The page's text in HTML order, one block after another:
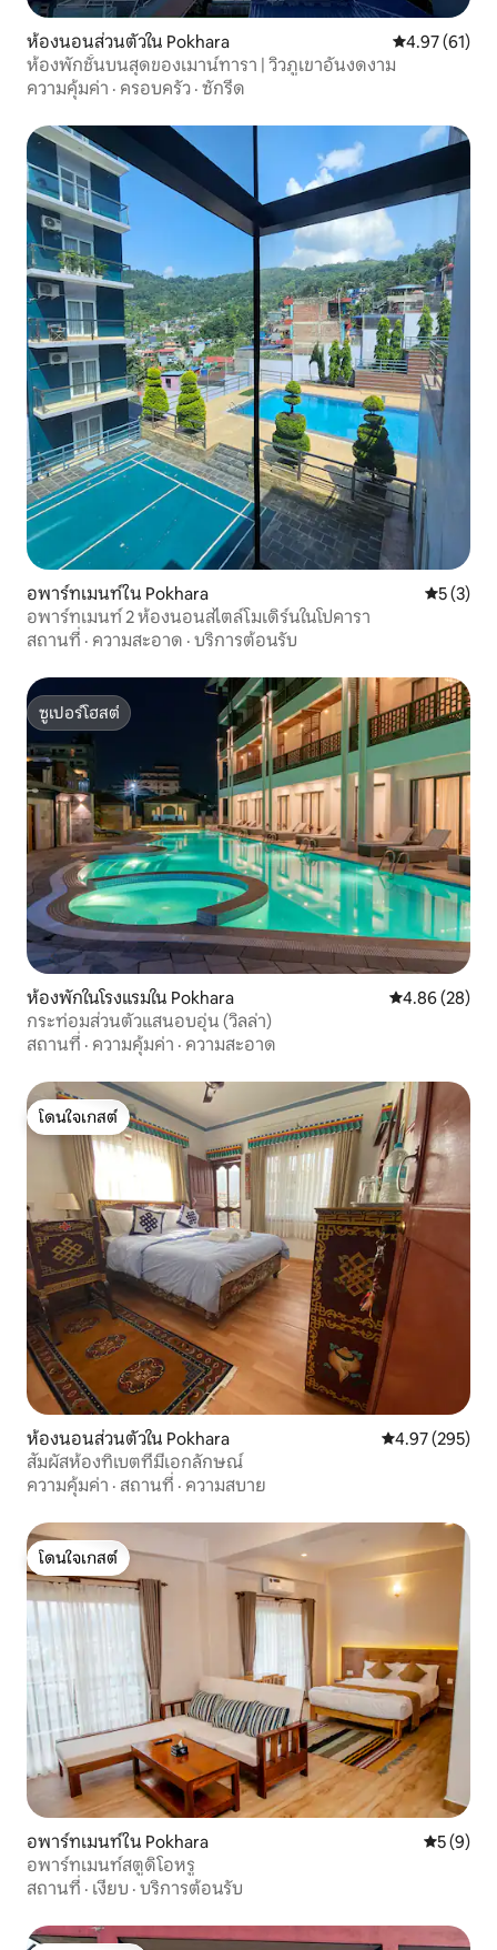
ห้องนอนส่วนตัวใน Pokhara คะแนนเฉลี่ย
4.97 (61)
ห้องพักชั้นบนสุดของเมาน์ทารา | วิวภูเขาอันงดงาม
ความคุ้มค่า · ครอบครัว · ซักรีด
อพาร์ทเมนท์ใน Pokhara คะแนนเฉ
5 (3)
อพาร์ทเมนท์ 2 ห้องนอนสไตล์โมเดิร์นในโปคารา
สถานที่ · ความสะอาด · บริการต้อนรับ
ซูเปอร์โฮสต์
ซูเปอร์โฮสต์
ห้องพักในโรงแรมใน Pokhara คะแนนเฉลี่ย
4.86 (28)
กระท่อมส่วนตัวแสนอบอุ่น (วิลล่า)
สถานที่ · ความคุ้มค่า · ความสะอาด
โดนใจเกสต์
โดนใจเกสต์
ห้องนอนส่วนตัวใน Pokhara คะแนนเฉลี่ย
4.97 (295)
สัมผัสห้องทิเบตที่มีเอกลักษณ์
ความคุ้มค่า · สถานที่ · ความสบาย
โดนใจเกสต์
โดนใจเกสต์
อพาร์ทเมนท์ใน Pokhara คะแนนเฉ
5 (9)
อพาร์ทเมนท์สตูดิโอหรู
สถานที่ · เงียบ · บริการต้อนรับ